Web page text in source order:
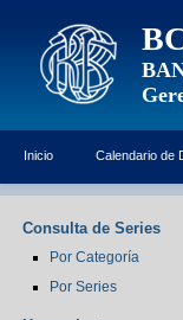
Inicio Calendario de
Consulta de Series
Por Categoría
Por Series